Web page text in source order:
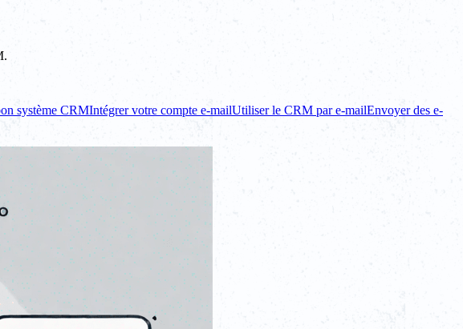
système CRMIntégrer votre compte e-mailUtiliser le CRM par e-mailEnvoyer des e-